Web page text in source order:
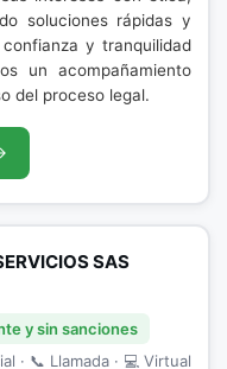
soluciones rápidas y
y tranquilidad
un acompañamiento
del proceso legal.
SAS
y sin sanciones
· 📞 Llamada · 💻 Virtual